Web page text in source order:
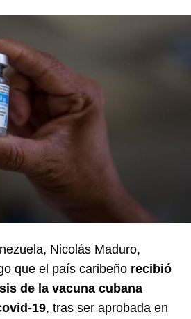
Nicolás Maduro,
que el país caribeño recibió
de la vacuna cubana
19, tras ser aprobada en